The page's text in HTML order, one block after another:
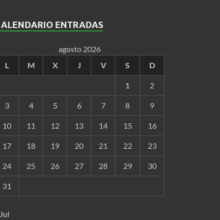
ENTRADAS
agosto 2026
L
M X J V S D
1 2
3 4 5 6 7 8 9
10 11 12 13 14 15 16
17 18 19 20 21 22 23
24 25 26 27 28 29 30
31